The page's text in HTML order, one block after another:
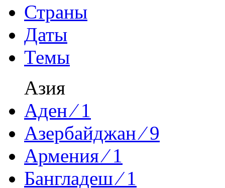
Страны
Даты
Темы
Азия
Аден ⁄ 1
Азербайджан ⁄ 9
Армения ⁄ 1
Бангладеш ⁄ 1